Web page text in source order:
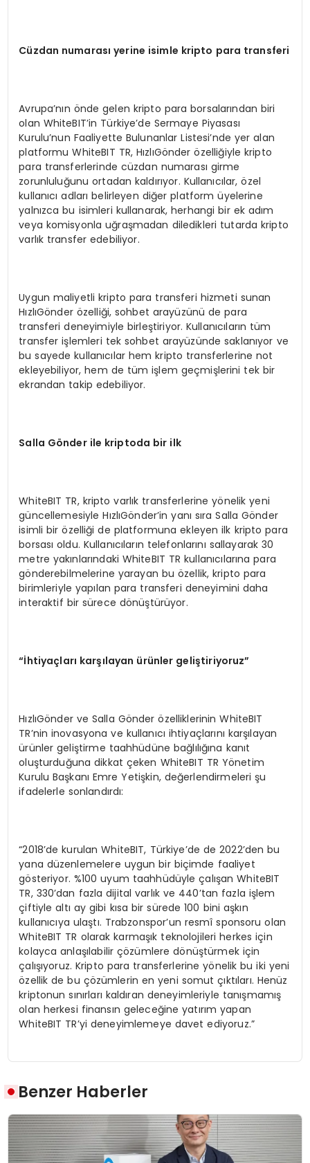
Cüzdan numarasıyerine isimle kripto para transferi
Avrupa’nın önde gelen kripto para borsalarından biri
olan WhiteBIT’in Türkiye’de Sermaye Piyasası
Kurulu’nun Faaliyette Bulunanlar Listesi’nde yer alan
platformu WhiteBIT TR, HızlıGönder özelliğiyle kripto
para transferlerinde cüzdan numarası girme
zorunluluğunu ortadan kaldırıyor. Kullanıcılar, özel
kullanıcı adları belirleyen diğer platform üyelerine
yalnızca bu isimleri kullanarak, herhangi bir ek adım
veya komisyonla uğraşmadan diledikleri tutarda kripto
varlık transfer edebiliyor.
Uygun maliyetli kripto para transferi hizmeti sunan
HızlıGönder özelliği, sohbet arayüzünü de para
transferi deneyimiyle birleştiriyor. Kullanıcıların tüm
transfer işlemleri tek sohbet arayüzünde saklanıyor ve
bu sayede kullanıcılar hem kripto transferlerine not
ekleyebiliyor, hem de tüm işlem geçmişlerini tek bir
ekrandan takip edebiliyor.
Salla Gönder ile kriptoda bir ilk
WhiteBIT TR, kripto varlık transferlerine yönelik yeni
güncellemesiyle HızlıGönder’in yanı sıra Salla Gönder
isimli bir özelliği de platformuna ekleyen ilk kripto para
borsası oldu. Kullanıcıların telefonlarını sallayarak 30
metre yakınlarındaki WhiteBIT TR kullanıcılarına para
gönderebilmelerine yarayan bu özellik, kripto para
birimleriyle yapılan para transferi deneyimini daha
interaktif bir sürece dönüştürüyor.
“İhtiyaçları karşılayan ürünler geliştiriyoruz”
HızlıGönder ve Salla Gönder özelliklerinin WhiteBIT
TR’nin inovasyona ve kullanıcı ihtiyaçlarını karşılayan
ürünler geliştirme taahhüdüne bağlılığına kanıt
oluşturduğuna dikkat çeken WhiteBIT TR Yönetim
Kurulu Başkanı Emre Yetişkin, değerlendirmeleri şu
ifadelerle sonlandırdı:
“2018’de kurulan WhiteBIT, Türkiye’de de 2022’den bu
yana düzenlemelere uygun bir biçimde faaliyet
gösteriyor. %100 uyum taahhüdüyle çalışan WhiteBIT
TR, 330’dan fazla dijital varlık ve 440’tan fazla işlem
çiftiyle altı ay gibi kısa bir sürede 100 bini aşkın
kullanıcıya ulaştı. Trabzonspor’un resmî sponsoru olan
WhiteBIT TR olarak karmaşık teknolojileri herkes için
kolayca anlaşılabilir çözümlere dönüştürmek için
çalışıyoruz. Kripto para transferlerine yönelik bu iki yeni
özellik de bu çözümlerin en yeni somut çıktıları. Henüz
kriptonun sınırları kaldıran deneyimleriyle tanışmamış
olan herkesi finansın geleceğine yatırım yapan
WhiteBIT TR’yi deneyimlemeye davet ediyoruz.”
Benzer Haberler